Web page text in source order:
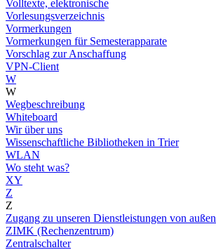
Volltexte, elektronische
Vorlesungsverzeichnis
Vormerkungen
Vormerkungen für Semesterapparate
Vorschlag zur Anschaffung
VPN-Client
W
W
Wegbeschreibung
Whiteboard
Wir über uns
Wissenschaftliche Bibliotheken in Trier
WLAN
Wo steht was?
XY
Z
Z
Zugang zu unseren Dienstleistungen von außen
ZIMK (Rechenzentrum)
Zentralschalter